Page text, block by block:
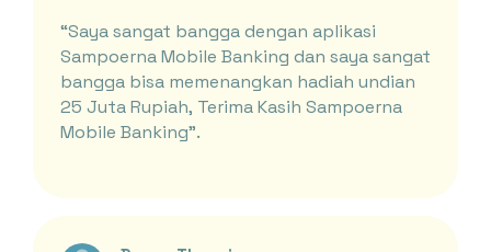
“Saya sangat bangga dengan aplikasi
Sampoerna Mobile Banking dan saya sangat
bangga bisa memenangkan hadiah undian
25 Juta Rupiah, Terima Kasih Sampoerna
Mobile Banking”.